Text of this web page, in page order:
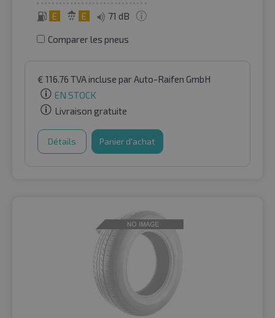
E E 71 dB
Comparer les pneus
€ 116.76 TVA incluse par Auto-Raifen GmbH
EN STOCK
Livraison gratuite
Détails Panier d'achat